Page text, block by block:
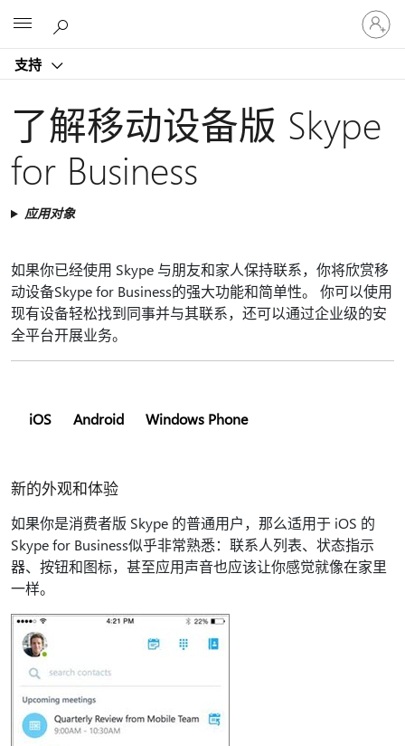
支持
请
登
录
户
了解移动设备版 Skype
for Business
应用对象
如果你已经使用 Skype 与朋友和家人保持联系，你将欣赏移
动设备Skype for Business的强大功能和简单性。 你可以使用
现有设备轻松找到同事并与其联系，还可以通过企业级的安
全平台开展业务。
iOS Android Windows Phone
新的外观和体验
如果你是消费者版 Skype 的普通用户，那么适用于 iOS 的
Skype for Business似乎非常熟悉：联系人列表、状态指示
器、按钮和图标，甚至应用声音也应该让你感觉就像在家里
一样。